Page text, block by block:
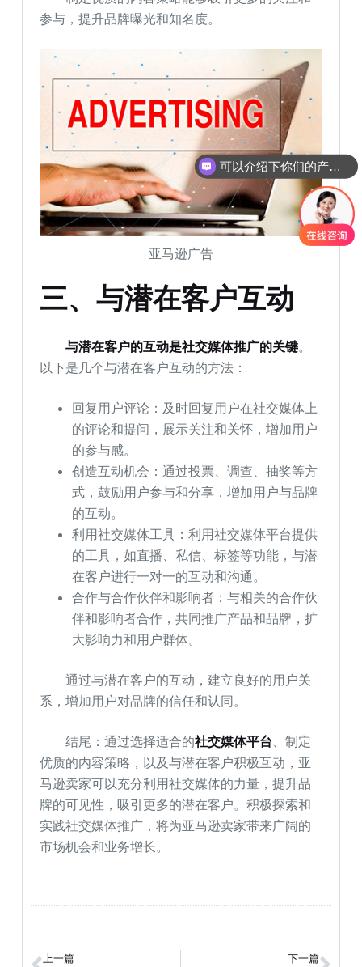
参与，提升品牌曝光和知名度。
亚马逊广告
三、与潜在客户互动
与潜在客户的互动是社交媒体推广的关键。
以下是几个与潜在客户互动的方法：
回复用户评论：及时回复用户在社交媒体上
的评论和提问，展示关注和关怀，增加用户
的参与感。
创造互动机会：通过投票、调查、抽奖等方
式，鼓励用户参与和分享，增加用户与品牌
的互动。
利用社交媒体工具：利用社交媒体平台提供
的工具，如直播、私信、标签等功能，与潜
在客户进行一对一的互动和沟通。
合作与合作伙伴和影响者：与相关的合作伙
伴和影响者合作，共同推广产品和品牌，扩
大影响力和用户群体。
通过与潜在客户的互动，建立良好的用户关
系，增加用户对品牌的信任和认同。
结尾：通过选择适合的社交媒体平台 、制定
优质的内容策略，以及与潜在客户积极互动，亚
马逊卖家可以充分利用社交媒体的力量，提升品
牌的可见性，吸引更多的潜在客户。积极探索和
实践社交媒体推广，将为亚马逊卖家带来广阔的
市场机会和业务增长。
上一篇 下一篇
你们是怎么收费的呢